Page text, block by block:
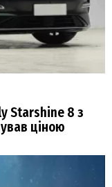
Starshine 8 з
ціною